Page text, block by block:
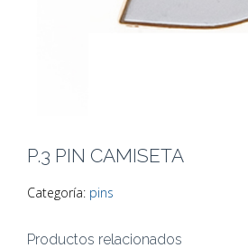
P.3 PIN CAMISETA
Categoría: pins
Productos relacionados